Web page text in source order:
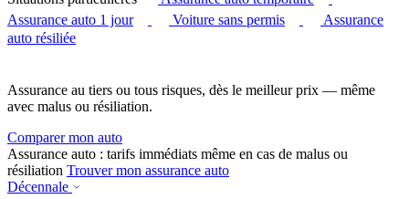
Assurance auto 1 jour
Voiture sans permis
Assurance
auto résiliée
Assurance au tiers ou tous risques, dès le meilleur prix — même
avec malus ou résiliation.
Comparer mon auto
Assurance auto : tarifs immédiats même en cas de malus ou
résiliation Trouver mon assurance auto
Décennale